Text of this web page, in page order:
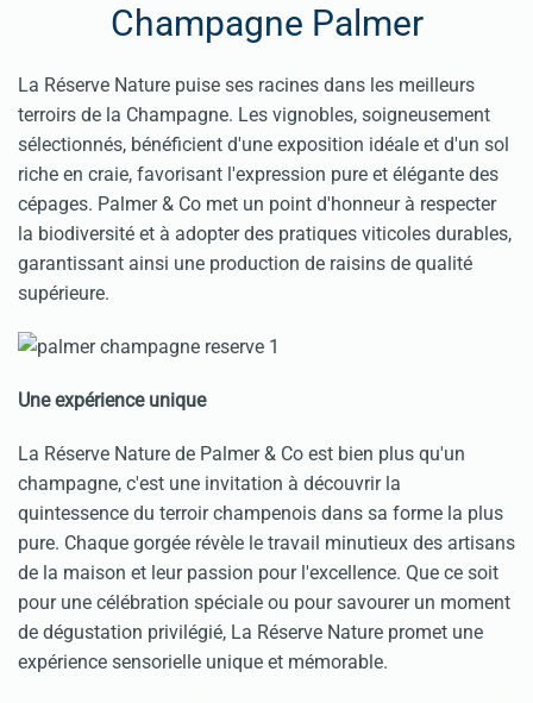
Champagne Palmer
La Réserve Nature puise ses racines dans les meilleurs
terroirs de la Champagne. Les vignobles, soigneusement
sélectionnés, bénéficient d'une exposition idéale et d'un sol
riche en craie, favorisant l'expression pure et élégante des
cépages. Palmer & Co met un point d'honneur à respecter
la biodiversité et à adopter des pratiques viticoles durables,
garantissant ainsi une production de raisins de qualité
supérieure.
Une expérience unique
La Réserve Nature de Palmer & Co est bien plus qu'un
champagne, c'est une invitation à découvrir la
quintessence du terroir champenois dans sa forme la plus
pure. Chaque gorgée révèle le travail minutieux des artisans
de la maison et leur passion pour l'excellence. Que ce soit
pour une célébration spéciale ou pour savourer un moment
de dégustation privilégié, La Réserve Nature promet une
expérience sensorielle unique et mémorable.